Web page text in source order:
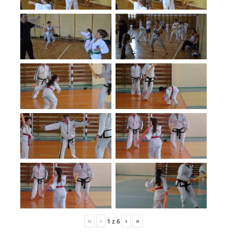
« ‹ 1 z6 › »